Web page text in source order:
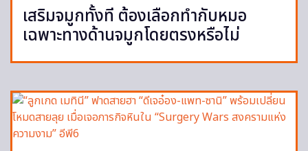
เสริมจมูกทั้งที ต้องเลือกทำกับหมอ
เฉพาะทางด้านจมูกโดยตรงหรือไม่